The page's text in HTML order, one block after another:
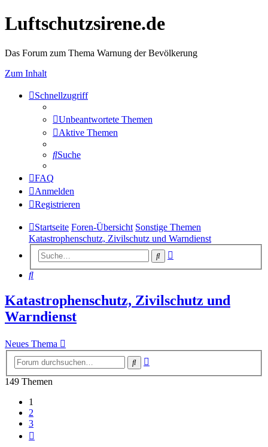
Luftschutzsirene.de
Das Forum zum Thema Warnung der Bevölkerung
Zum Inhalt
Schnellzugriff
Unbeantwortete Themen
Aktive Themen
Suche
FAQ
Anmelden
Registrieren
Startseite Foren-Übersicht Sonstige Themen
Katastrophenschutz, Zivilschutz und Warndienst
Suche
Suche
Katastrophenschutz, Zivilschutz und
Warndienst
Neues Thema
Suche
149 Themen
1
2
3